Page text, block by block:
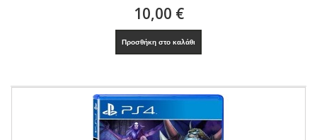
10,00 €
Προσθήκη στο καλάθι